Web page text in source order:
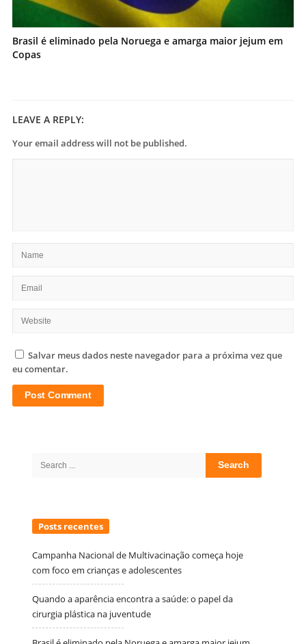
Brasil é eliminado pela Noruega e amarga maior jejum em
Copas
LEAVE A REPLY:
Your email address will not be published.
Salvar meus dados neste navegador para a próxima vez que
eu comentar.
Search
Posts recentes
Campanha Nacional de Multivacinação começa hoje
com foco em crianças e adolescentes
Quando a aparência encontra a saúde: o papel da
cirurgia plástica na juventude